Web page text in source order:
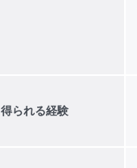
得られる経験